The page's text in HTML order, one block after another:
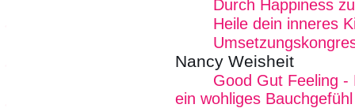
Durch Happiness
Heile dein inneres
Nancy Weisheit
Good Gut Feeling -
ein wohliges Bauchgefühl